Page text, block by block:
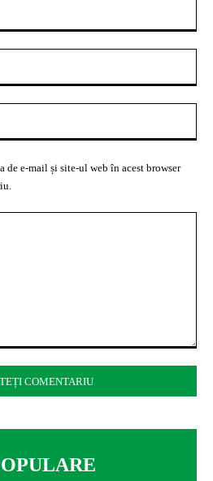
de e-mail și site-ul web în acest browser